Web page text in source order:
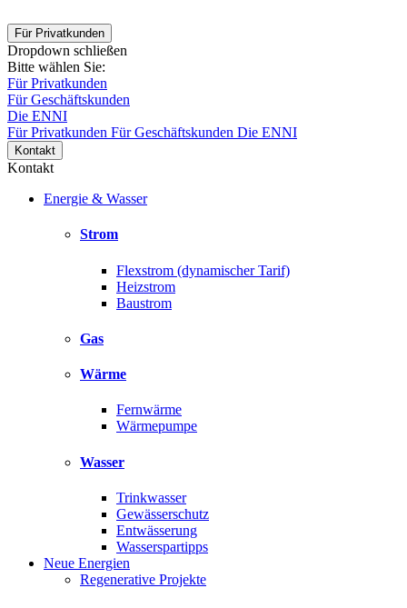
Für Privatkunden
Dropdown schließen
Bitte wählen Sie:
Für Privatkunden
Für Geschäftskunden
Die ENNI
Für Privatkunden Für Geschäftskunden Die ENNI
Kontakt
Kontakt
Energie & Wasser
Strom
Flexstrom (dynamischer Tarif)
Heizstrom
Baustrom
Gas
Wärme
Fernwärme
Wärmepumpe
Wasser
Trinkwasser
Gewässerschutz
Entwässerung
Wasserspartipps
Neue Energien
Regenerative Projekte